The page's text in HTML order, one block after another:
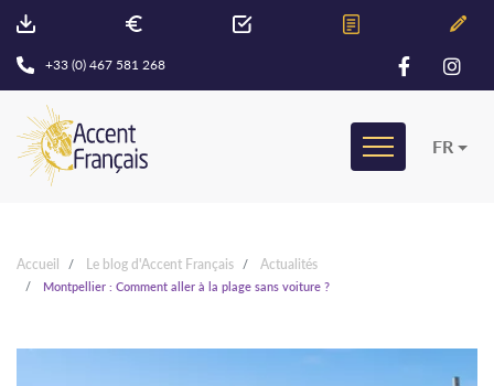
+33 (0) 467 581 268
FR
Accueil Le blog d'Accent Français Actualités
Montpellier : Comment aller à la plage sans voiture ?